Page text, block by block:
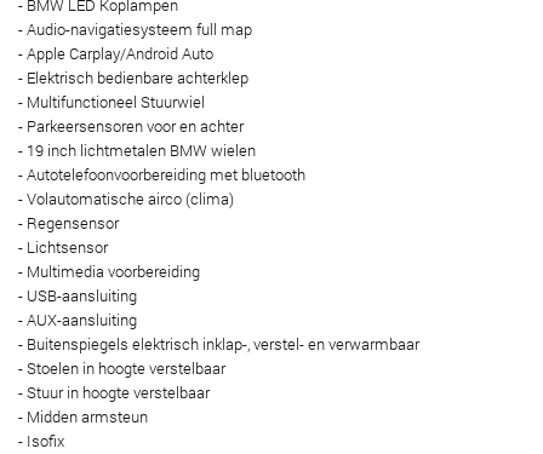
- BMW LED Koplampen
- Audio-navigatiesysteem full map
- Apple Carplay/Android Auto
- Elektrisch bedienbare achterklep
- Multifunctioneel Stuurwiel
- Parkeersensoren voor en achter
- 19 inch lichtmetalen BMW wielen
- Autotelefoonvoorbereiding met bluetooth
- Volautomatische airco (clima)
- Regensensor
- Lichtsensor
- Multimedia voorbereiding
- USB-aansluiting
- AUX-aansluiting
- Buitenspiegels elektrisch inklap-, verstel- en verwarmbaar
- Stoelen in hoogte verstelbaar
- Stuur in hoogte verstelbaar
- Midden armsteun
- Isofix